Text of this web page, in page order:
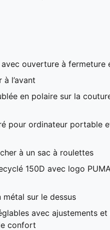
ouverture à fermeture
l’avant
en polaire sur la
pour ordinateur portable
à un sac à roulettes
150D avec logo
sur le dessus
avec ajustements
confort